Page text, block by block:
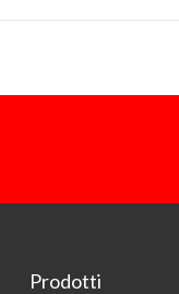
Prodotti